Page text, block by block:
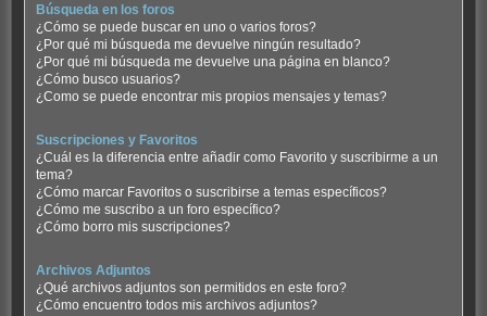
Búsqueda en los foros
¿Cómo se puede buscar en uno o varios foros?
¿Por qué mi búsqueda me devuelve ningún resultado?
¿Por qué mi búsqueda me devuelve una página en blanco?
¿Cómo busco usuarios?
¿Como se puede encontrar mis propios mensajes y temas?
Suscripciones y Favoritos
¿Cuál es la diferencia entre añadir como Favorito y suscribirme a un
tema?
¿Cómo marcar Favoritos o suscribirse a temas específicos?
¿Cómo me suscribo a un foro específico?
¿Cómo borro mis suscripciones?
Archivos Adjuntos
¿Qué archivos adjuntos son permitidos en este foro?
¿Cómo encuentro todos mis archivos adjuntos?